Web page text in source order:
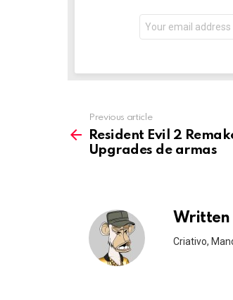
address:
more
Previous article
Resident Evil 2
Upgrades de armas
Criativo,